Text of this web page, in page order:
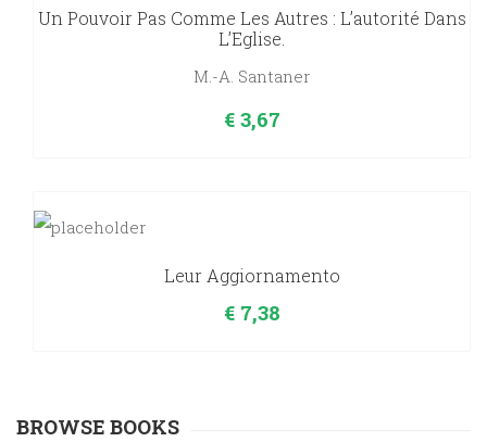
Un Pouvoir Pas Comme Les Autres : L’autorité Dans
L’Eglise.
M.-A. Santaner
€3,67
Leur Aggiornamento
€7,38
BROWSE BOOKS